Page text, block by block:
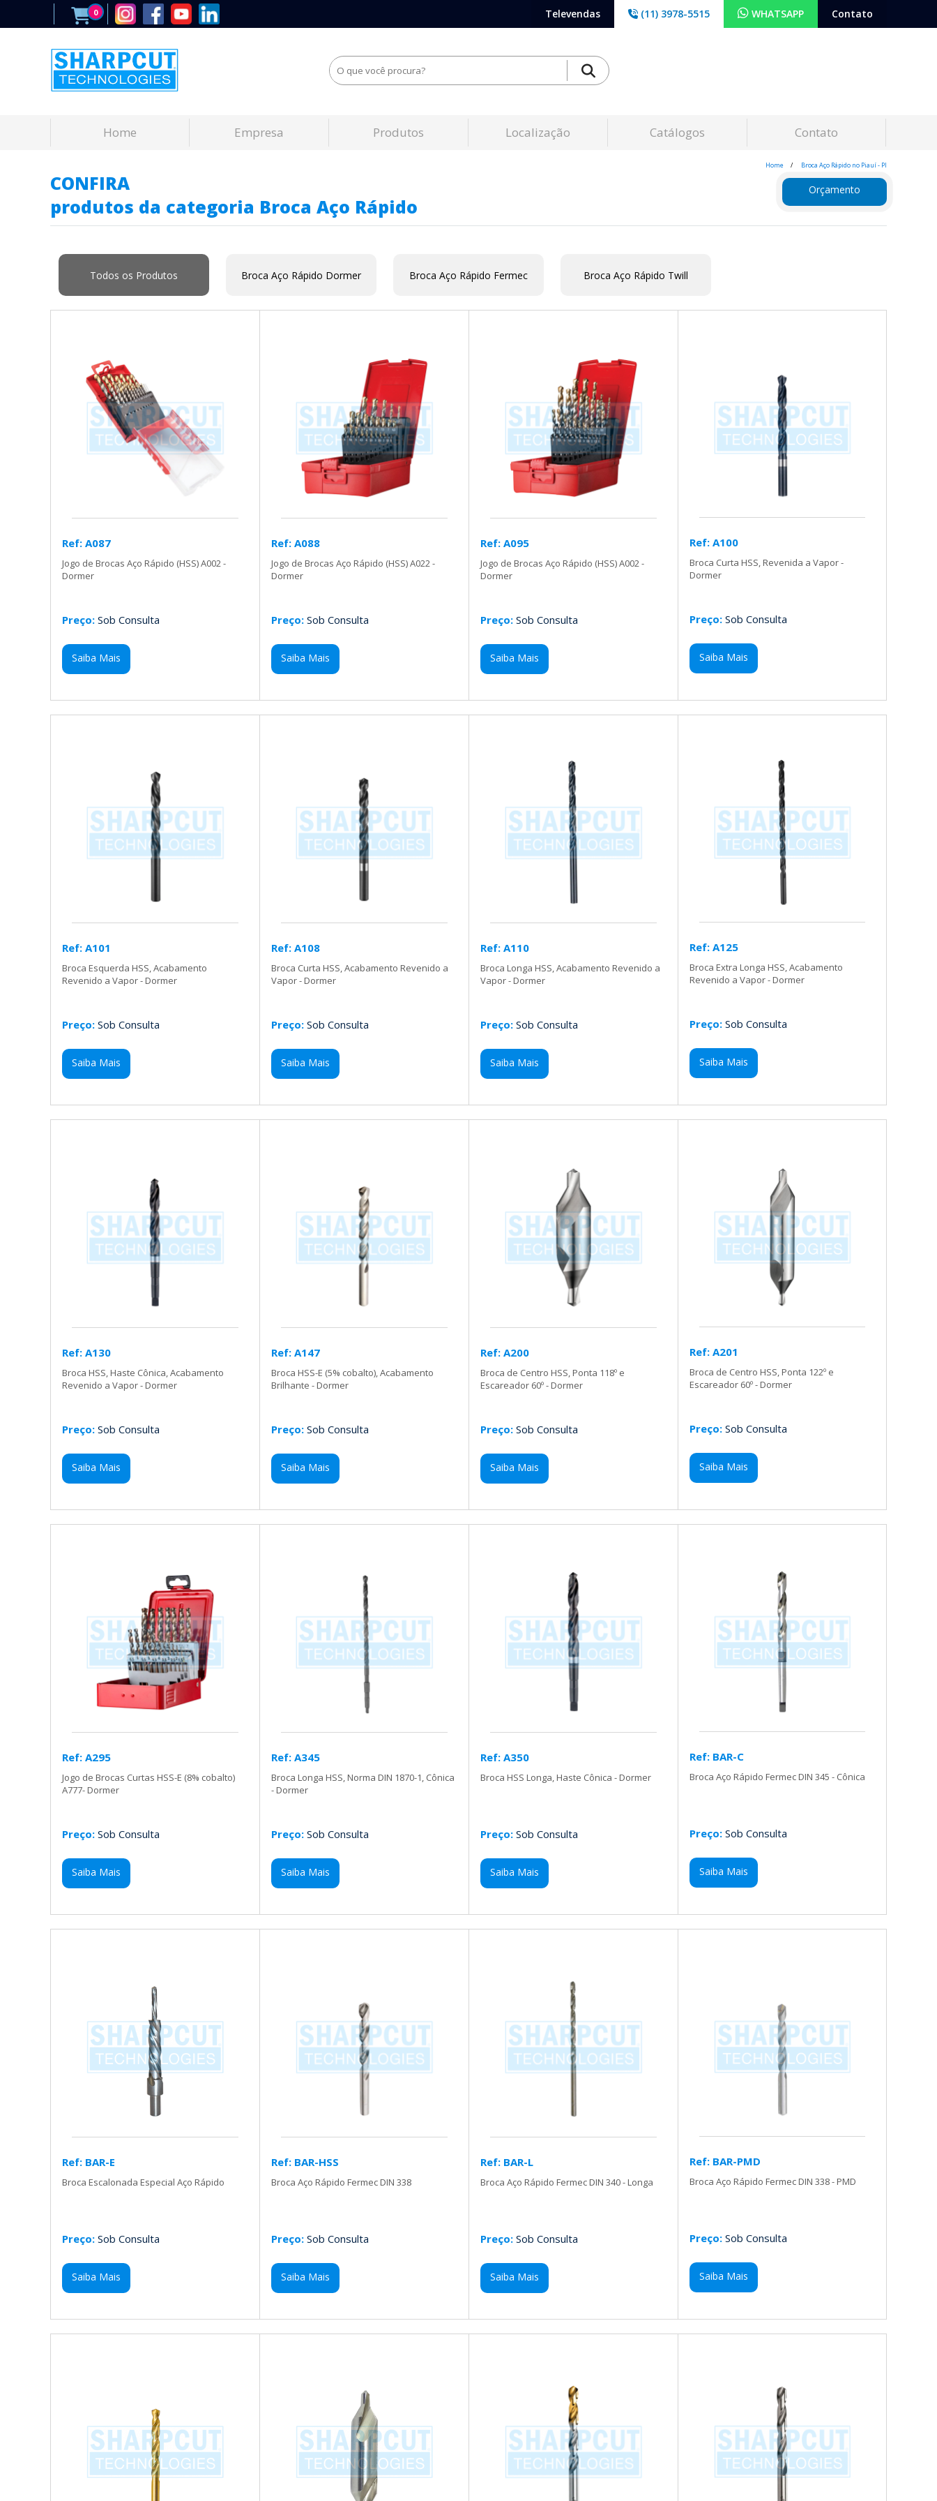
0 Contato
WHATSAPP
(11) 3978-5515
Televendas
Home Empresa Produtos Localização Catálogos Contato
Home Broca Aço Rápido no Piauí - PI
CONFIRA
produtos da categoria Broca Aço Rápido
Orçamento
Todos os Produtos Broca Aço Rápido Dormer Broca Aço Rápido Fermec Broca Aço Rápido Twill
Ref: A087
Jogo de Brocas Aço Rápido (HSS) A002 -
Dormer
Preço: Sob Consulta
Saiba Mais
Ref: A088
Jogo de Brocas Aço Rápido (HSS) A022 -
Dormer
Preço: Sob Consulta
Saiba Mais
Ref: A095
Jogo de Brocas Aço Rápido (HSS) A002 -
Dormer
Preço: Sob Consulta
Saiba Mais
Ref: A100
Broca Curta HSS, Revenida a Vapor -
Dormer
Preço: Sob Consulta
Saiba Mais
Ref: A101
Broca Esquerda HSS, Acabamento
Revenido a Vapor - Dormer
Preço: Sob Consulta
Saiba Mais
Ref: A108
Broca Curta HSS, Acabamento Revenido a
Vapor - Dormer
Preço: Sob Consulta
Saiba Mais
Ref: A110
Broca Longa HSS, Acabamento Revenido a
Vapor - Dormer
Preço: Sob Consulta
Saiba Mais
Ref: A125
Broca Extra Longa HSS, Acabamento
Revenido a Vapor - Dormer
Preço: Sob Consulta
Saiba Mais
Ref: A130
Broca HSS, Haste Cônica, Acabamento
Revenido a Vapor - Dormer
Preço: Sob Consulta
Saiba Mais
Ref: A147
Broca HSS-E (5% cobalto), Acabamento
Brilhante - Dormer
Preço: Sob Consulta
Saiba Mais
Ref: A200
Broca de Centro HSS, Ponta 118º e
Escareador 60º - Dormer
Preço: Sob Consulta
Saiba Mais
Ref: A201
Broca de Centro HSS, Ponta 122º e
Escareador 60º - Dormer
Preço: Sob Consulta
Saiba Mais
Ref: A295
Jogo de Brocas Curtas HSS-E (8% cobalto)
A777- Dormer
Preço: Sob Consulta
Saiba Mais
Ref: A345
Broca Longa HSS, Norma DIN 1870-1, Cônica
- Dormer
Preço: Sob Consulta
Saiba Mais
Ref: A350
Broca HSS Longa, Haste Cônica - Dormer
Preço: Sob Consulta
Saiba Mais
Ref: BAR-C
Broca Aço Rápido Fermec DIN 345 - Cônica
Preço: Sob Consulta
Saiba Mais
Ref: BAR-E
Broca Escalonada Especial Aço Rápido
Preço: Sob Consulta
Saiba Mais
Ref: BAR-HSS
Broca Aço Rápido Fermec DIN 338
Preço: Sob Consulta
Saiba Mais
Ref: BAR-L
Broca Aço Rápido Fermec DIN 340 - Longa
Preço: Sob Consulta
Saiba Mais
Ref: BAR-PMD
Broca Aço Rápido Fermec DIN 338 - PMD
Preço: Sob Consulta
Saiba Mais